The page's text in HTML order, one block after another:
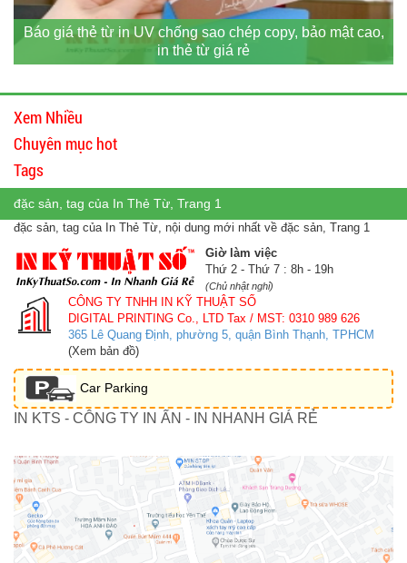
Báo giá thẻ từ in UV chống sao chép copy, bảo mật cao,
in thẻ từ giá rẻ
Xem Nhiều
Chuyên mục hot
Tags
đặc sản, tag của In Thẻ Từ, Trang 1
đặc sản, tag của In Thẻ Từ, nội dung mới nhất về đặc sản, Trang 1
Giờ làm việc
Thứ 2 - Thứ 7 : 8h - 19h
(Chủ nhật nghỉ)
CÔNG TY TNHH IN KỸ THUẬT SỐ
DIGITAL PRINTING Co., LTD Tax / MST: 0310 989 626
365 Lê Quang Định, phường 5, quận Bình Thạnh, TPHCM
(Xem bản đồ)
Car Parking
IN KTS - CÔNG TY IN ẤN - IN NHANH GIÁ RẺ